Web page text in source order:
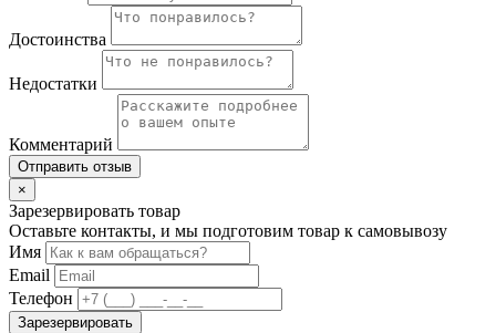
Достоинства
Недостатки
Комментарий
Отправить отзыв
×
Зарезервировать товар
Оставьте контакты, и мы подготовим товар к самовывозу
Имя
Email
Телефон
Зарезервировать